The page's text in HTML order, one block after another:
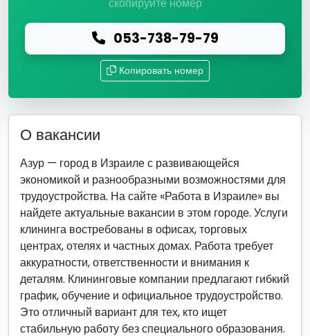
053-738-79-79
Копировать номер
О вакансии
Азур — город в Израиле с развивающейся
экономикой и разнообразными возможностями для
трудоустройства. На сайте «Работа в Израиле» вы
найдете актуальные вакансии в этом городе. Услуги
клининга востребованы в офисах, торговых
центрах, отелях и частных домах. Работа требует
аккуратности, ответственности и внимания к
деталям. Клининговые компании предлагают гибкий
график, обучение и официальное трудоустройство.
Это отличный вариант для тех, кто ищет
стабильную работу без специального образования.